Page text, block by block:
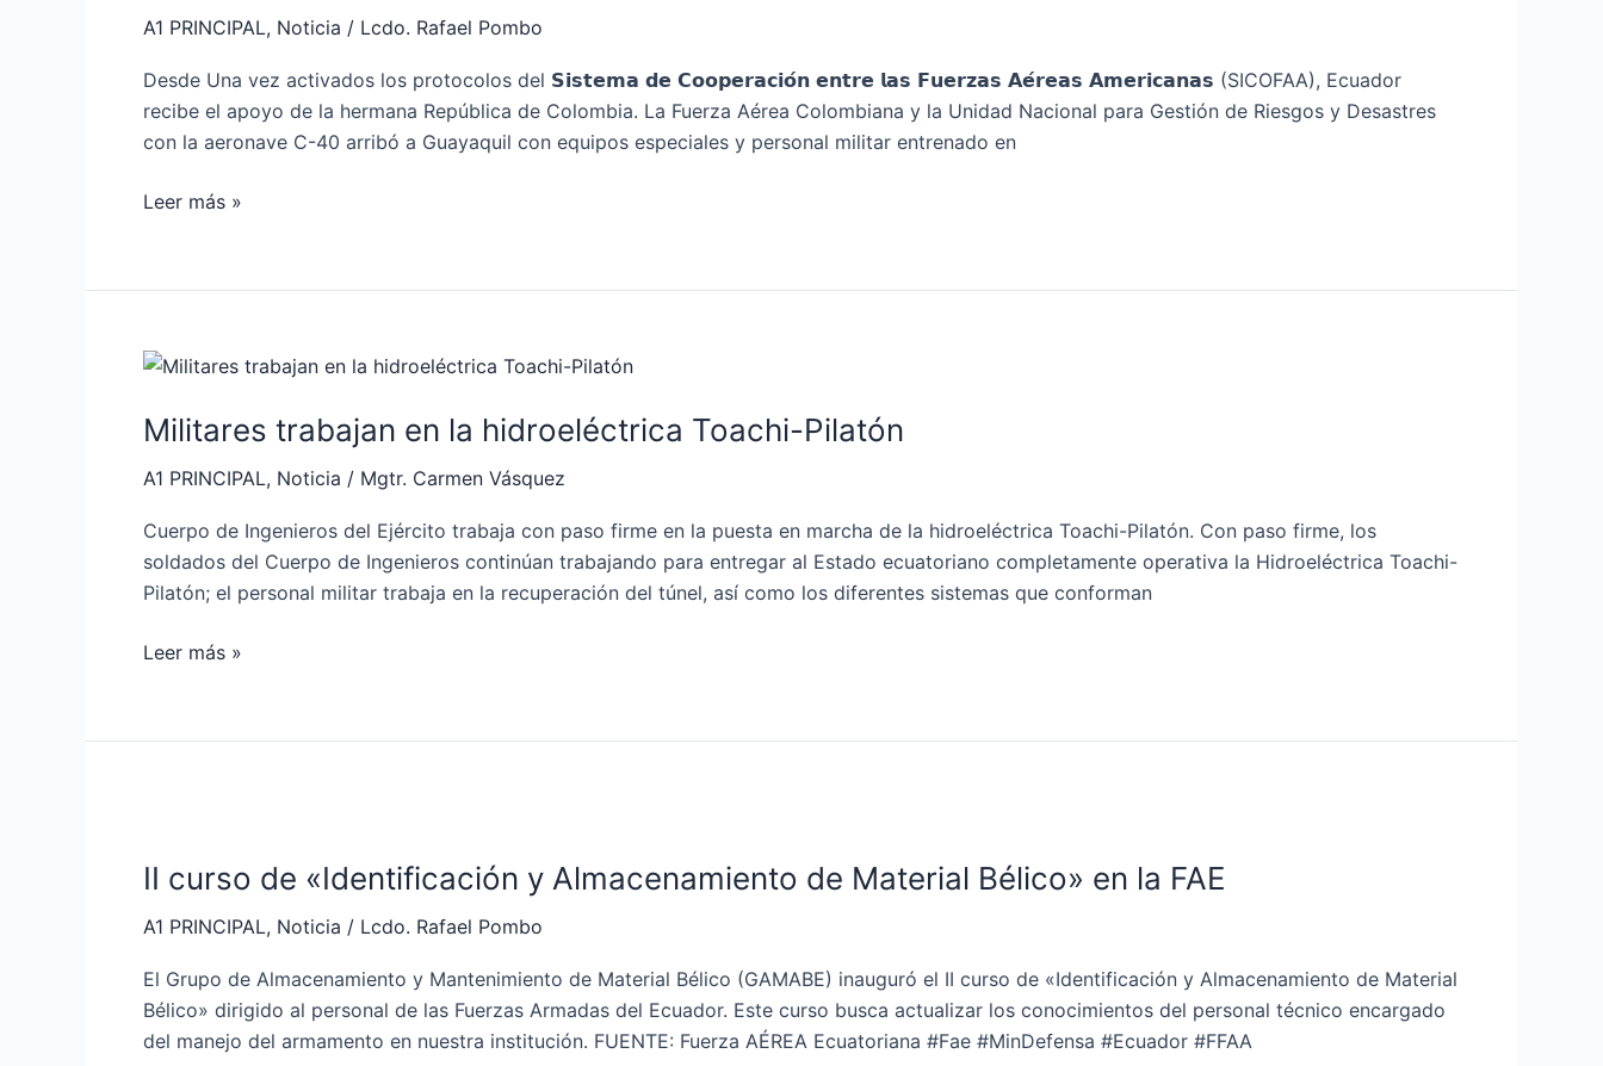
A1 PRINCIPAL, Noticia / Lcdo. Rafael Pombo
Desde Una vez activados los protocolos del 𝗦𝗶𝘀𝘁𝗲𝗺𝗮 𝗱𝗲 𝗖𝗼𝗼𝗽𝗲𝗿𝗮𝗰𝗶𝗼́𝗻 𝗲𝗻𝘁𝗿𝗲 𝗹𝗮𝘀 𝗙𝘂𝗲𝗿𝘇𝗮𝘀 𝗔𝗲́𝗿𝗲𝗮𝘀 𝗔𝗺𝗲𝗿𝗶𝗰𝗮𝗻𝗮𝘀 (SICOFAA), Ecuador
recibe el apoyo de la hermana República de Colombia. La Fuerza Aérea Colombiana y la Unidad Nacional para Gestión de Riesgos y Desastres
con la aeronave C-40 arribó a Guayaquil con equipos especiales y personal militar entrenado en
de
Colombia
para
de
Leer más »
Militares trabajan en la hidroeléctrica Toachi-Pilatón
A1 PRINCIPAL, Noticia / Mgtr. Carmen Vásquez
Cuerpo de Ingenieros del Ejército trabaja con paso firme en la puesta en marcha de la hidroeléctrica Toachi-Pilatón. Con paso firme, los
soldados del Cuerpo de Ingenieros continúan trabajando para entregar al Estado ecuatoriano completamente operativa la Hidroeléctrica Toachi-
Pilatón; el personal militar trabaja en la recuperación del túnel, así como los diferentes sistemas que conforman
Militares
en
hidroeléctrica
Toachi-
Pilatón
Leer más »
II curso de «Identificación y Almacenamiento de Material Bélico» en la FAE
A1 PRINCIPAL, Noticia / Lcdo. Rafael Pombo
El Grupo de Almacenamiento y Mantenimiento de Material Bélico (GAMABE) inauguró el II curso de «Identificación y Almacenamiento de Material
Bélico» dirigido al personal de las Fuerzas Armadas del Ecuador. Este curso busca actualizar los conocimientos del personal técnico encargado
del manejo del armamento en nuestra institución. FUENTE: Fuerza AÉREA Ecuatoriana #Fae #MinDefensa #Ecuador #FFAA
de
y
Almacenamiento
de
Material